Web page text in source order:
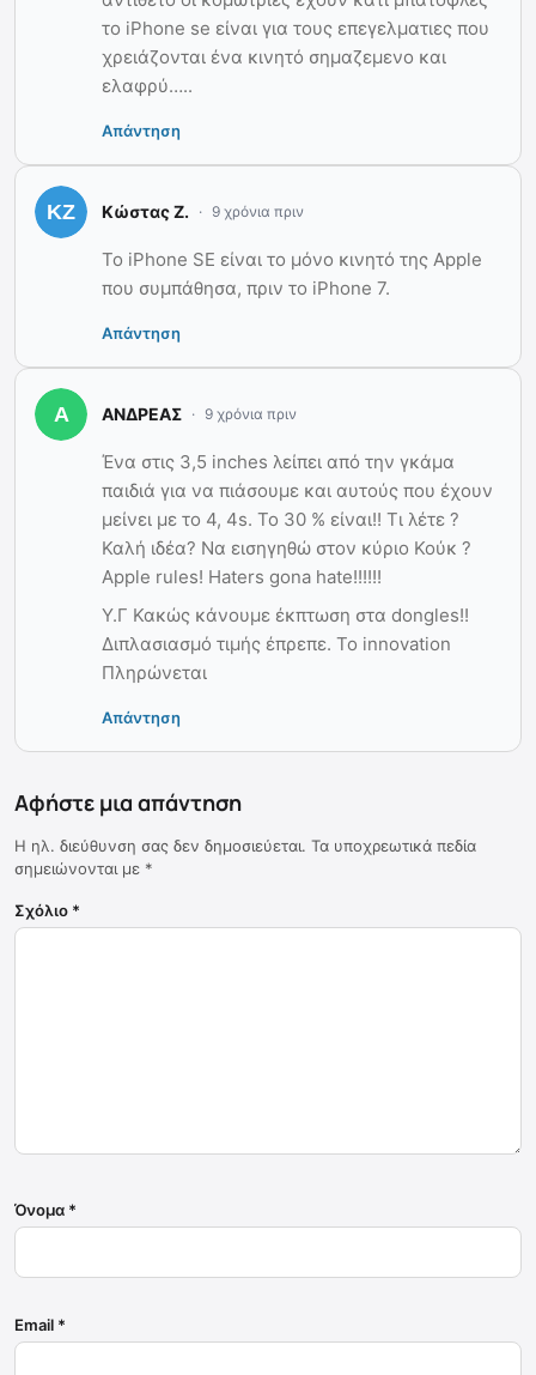
το iPhone se είναι για τους επεγελματιες που
χρειάζονται ένα κινητό σημαζεμενο και
ελαφρύ…..
Απάντηση
Κώστας Ζ. 9 χρόνια πριν
Το iPhone SE είναι το μόνο κινητό της Apple
που συμπάθησα, πριν το iPhone 7.
Απάντηση
ΑΝΔΡΕΑΣ 9 χρόνια πριν
Ένα στις 3,5 inches λείπει από την γκάμα
παιδιά για να πιάσουμε και αυτούς που έχουν
μείνει με το 4, 4s. Το 30 % είναι!! Τι λέτε ?
Καλή ιδέα? Να εισηγηθώ στον κύριο Κούκ ?
Apple rules! Haters gona hate!!!!!!
Υ.Γ Κακώς κάνουμε έκπτωση στα dongles!!
Διπλασιασμό τιμής έπρεπε. Το innovation
Πληρώνεται
Απάντηση
Αφήστε μια απάντηση
Η ηλ. διεύθυνση σας δεν δημοσιεύεται. Τα υποχρεωτικά πεδία
σημειώνονται με *
Σχόλιο *
Όνομα *
Email *